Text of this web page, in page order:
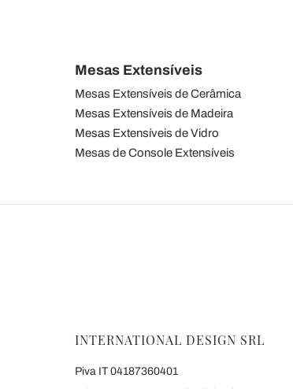
Mesas Extensíveis
Mesas Extensíveis de Cerâmica
Mesas Extensíveis de Madeira
Mesas Extensíveis de Vidro
Mesas de Console Extensíveis
INTERNATIONAL DESIGN SRL
Piva IT 04187360401